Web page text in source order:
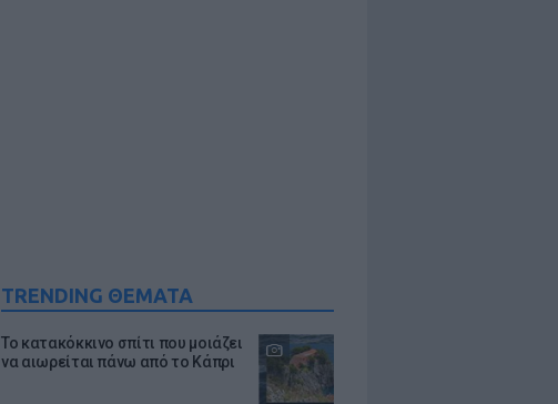
TRENDING ΘΕΜΑΤΑ
Το κατακόκκινο σπίτι που μοιάζει
να αιωρείται πάνω από το Κάπρι